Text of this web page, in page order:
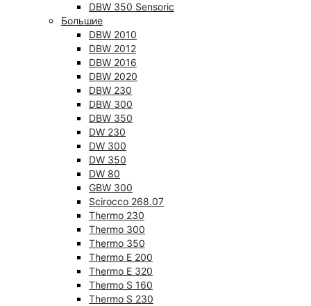
DBW 350 Sensoric
Большие
DBW 2010
DBW 2012
DBW 2016
DBW 2020
DBW 230
DBW 300
DBW 350
DW 230
DW 300
DW 350
DW 80
GBW 300
Scirocco 268.07
Thermo 230
Thermo 300
Thermo 350
Thermo E 200
Thermo E 320
Thermo S 160
Thermo S 230